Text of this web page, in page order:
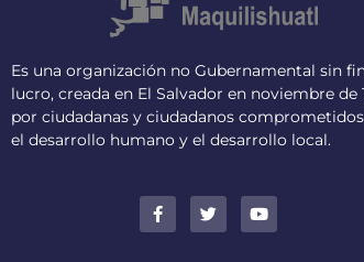
Es una organización no Gubernamental sin
lucro, creada en El Salvador en noviembre de
por ciudadanas y ciudadanos
el desarrollo humano y el desarrollo local.